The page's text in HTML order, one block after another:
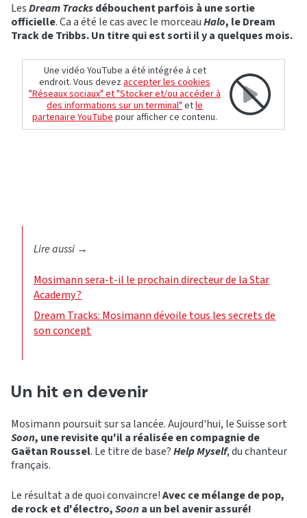
LesDream Tracksdébouchent parfois à une sortie
officielle. Ca a été le cas avec le morceauHalo, le Dream
Track de Tribbs. Un titre qui est sorti il y a quelques mois.
Une vidéo YouTube a été intégrée à cet
endroit. Vous devezaccepter les cookies
"Réseaux sociaux" et "Stocker et/ou accéder à
des informations sur un terminal"etle
partenaire YouTubepour afficher ce contenu.
Lire aussi →
Mosimann sera-t-il le prochain directeur de la Star
Academy ?
Dream Tracks: Mosimann dévoile tous les secrets de
son concept
Un hit en devenir
Mosimann poursuit sur sa lancée. Aujourd'hui, le Suisse sort
Soon, une revisite qu'il a réalisée en compagnie de
Gaëtan Roussel. Le titre de base?Help Myself, du chanteur
français.
Le résultat a de quoi convaincre!Avec ce mélange de pop,
de rock et d'électro,Soon a un bel avenir assuré!